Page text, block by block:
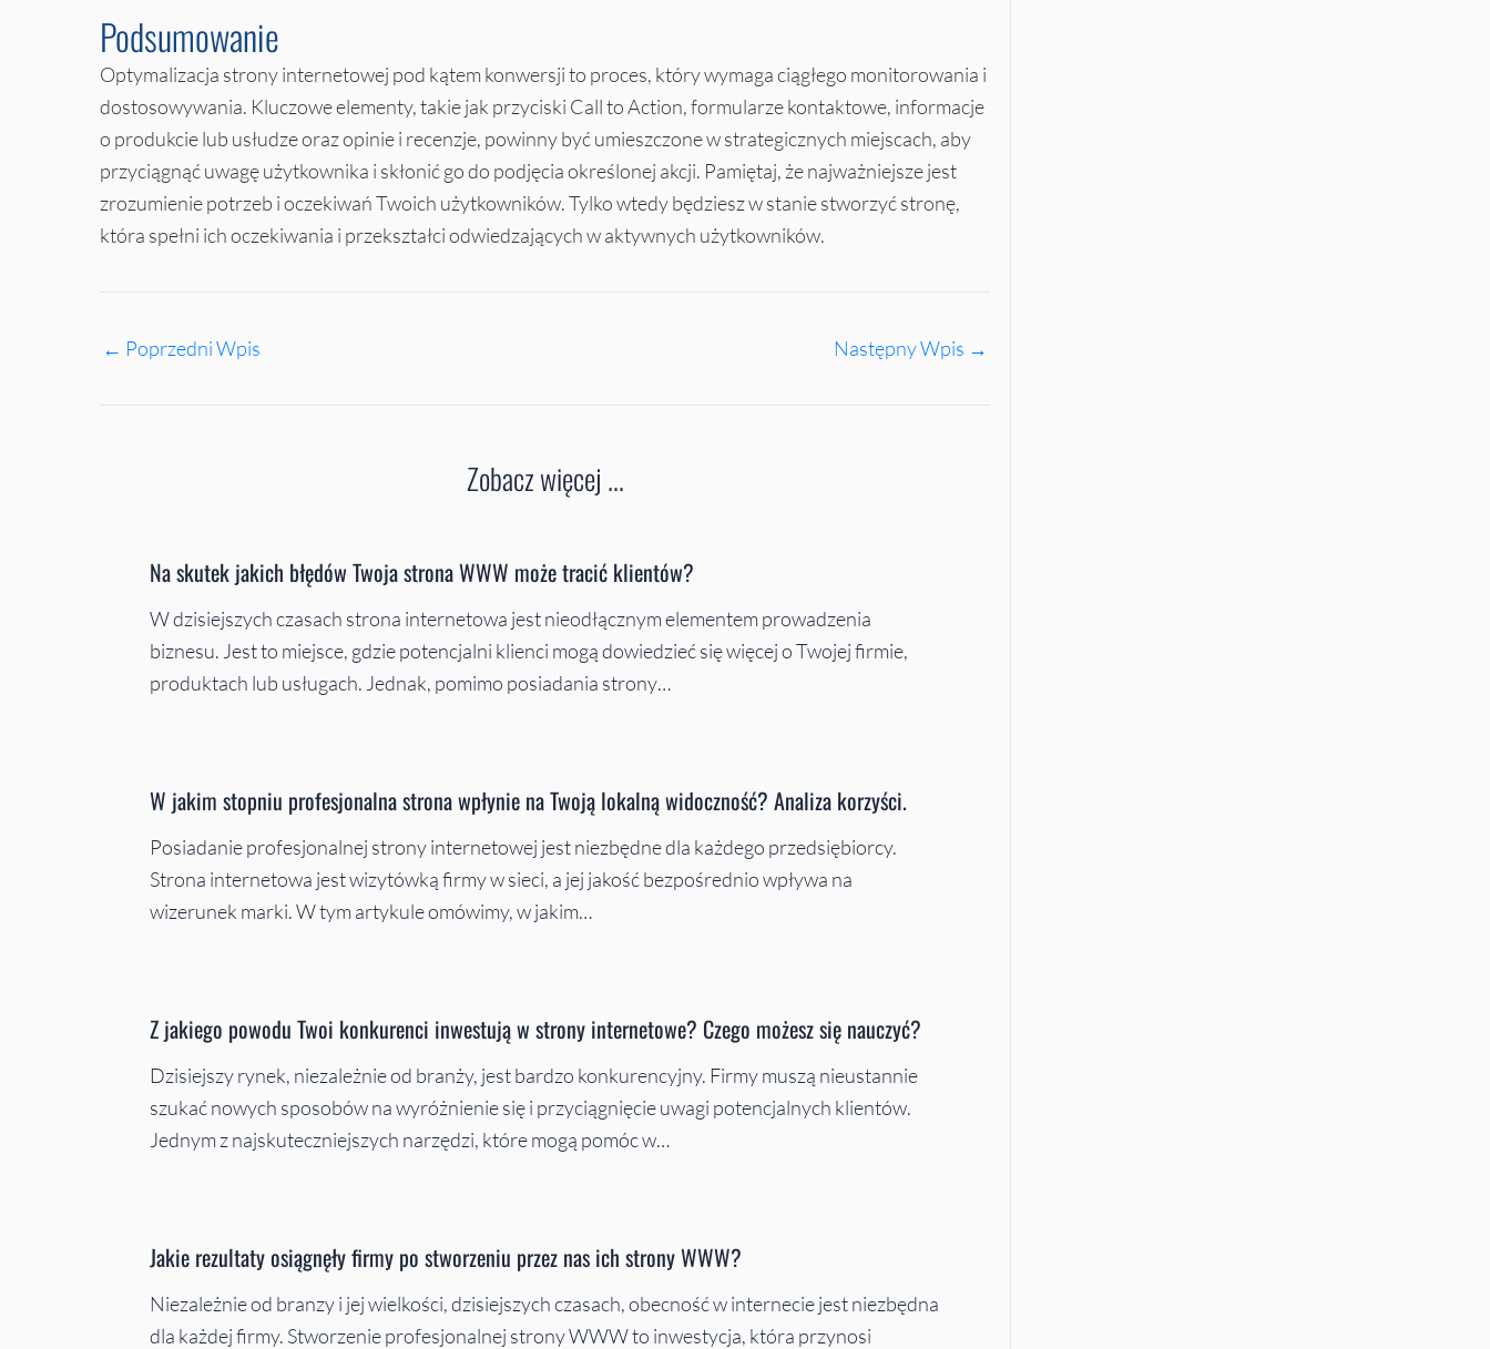
Podsumowanie
Optymalizacja strony internetowej pod kątem konwersji to proces, który wymaga ciągłego monitorowania i
dostosowywania. Kluczowe elementy, takie jak przyciski Call to Action, formularze kontaktowe, informacje
o produkcie lub usłudze oraz opinie i recenzje, powinny być umieszczone w strategicznych miejscach, aby
przyciągnąć uwagę użytkownika i skłonić go do podjęcia określonej akcji. Pamiętaj, że najważniejsze jest
zrozumienie potrzeb i oczekiwań Twoich użytkowników. Tylko wtedy będziesz w stanie stworzyć stronę,
która spełni ich oczekiwania i przekształci odwiedzających w aktywnych użytkowników.
← Poprzedni Wpis Następny Wpis →
Zobacz więcej ...
Na skutek jakich błędów Twoja strona WWW może tracić klientów?
W dzisiejszych czasach strona internetowa jest nieodłącznym elementem prowadzenia
biznesu. Jest to miejsce, gdzie potencjalni klienci mogą dowiedzieć się więcej o Twojej firmie,
produktach lub usługach. Jednak, pomimo posiadania strony…
W jakim stopniu profesjonalna strona wpłynie na Twoją lokalną widoczność? Analiza korzyści.
Posiadanie profesjonalnej strony internetowej jest niezbędne dla każdego przedsiębiorcy.
Strona internetowa jest wizytówką firmy w sieci, a jej jakość bezpośrednio wpływa na
wizerunek marki. W tym artykule omówimy, w jakim…
Z jakiego powodu Twoi konkurenci inwestują w strony internetowe? Czego możesz się nauczyć?
Dzisiejszy rynek, niezależnie od branży, jest bardzo konkurencyjny. Firmy muszą nieustannie
szukać nowych sposobów na wyróżnienie się i przyciągnięcie uwagi potencjalnych klientów.
Jednym z najskuteczniejszych narzędzi, które mogą pomóc w…
Jakie rezultaty osiągnęły firmy po stworzeniu przez nas ich strony WWW?
Niezależnie od branzy i jej wielkości, dzisiejszych czasach, obecność w internecie jest niezbędna
dla każdej firmy. Stworzenie profesjonalnej strony WWW to inwestycja, która przynosi